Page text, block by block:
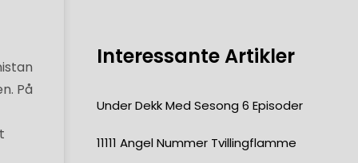
På
Interessante Artikler
Under Dekk Med Sesong 6 Episoder
11111 Angel Nummer Tvillingflamme